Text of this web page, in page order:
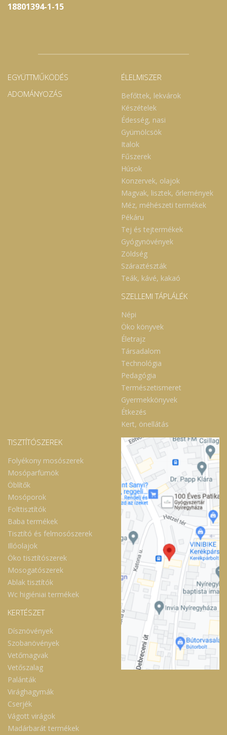
18801394-1-15
EGYÜTTMŰKÖDÉS
ADOMÁNYOZÁS
ÉLELMISZER
Befőttek, lekvárok
Készételek
Édesség, nasi
Gyümölcsök
Italok
Fűszerek
Húsok
Konzervek, olajok
Magvak, lisztek, őrlemények
Méz, méhészeti termékek
Pékáru
Tej és tejtermékek
Gyógynövények
Zöldség
Száraztészták
Teák, kávé, kakaó
SZELLEMI TÁPLÁLÉK
Népi
Öko könyvek
Életrajz
Társadalom
Technológia
Pedagógia
Természetismeret
Gyermekkönyvek
Étkezés
Kert, önellátás
TISZTÍTÓSZEREK
Folyékony mosószerek
Mosóparfümök
Öblítők
Mosóporok
Folttisztítók
Baba termékek
Tisztító és felmosószerek
Illóolajok
Öko tisztítószerek
Mosogatószerek
Ablak tisztítók
Wc higiéniai termékek
KERTÉSZET
Dísznövények
Szobanövények
Vetőmagvak
Vetőszalag
Palánták
Virághagymák
Cserjék
Vágott virágok
Madárbarát termékek